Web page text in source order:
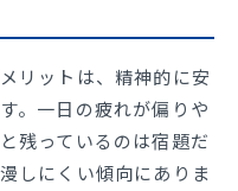
リットは、精神的に安
。一日の疲れが偏りや
残っているのは宿題だ
しにくい傾向にありま